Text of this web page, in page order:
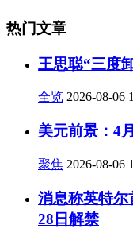
热门文章
王思聪“三度
全览 2026-08-06
美元前景：4
聚焦 2026-08-06
消息称英特
28日解禁